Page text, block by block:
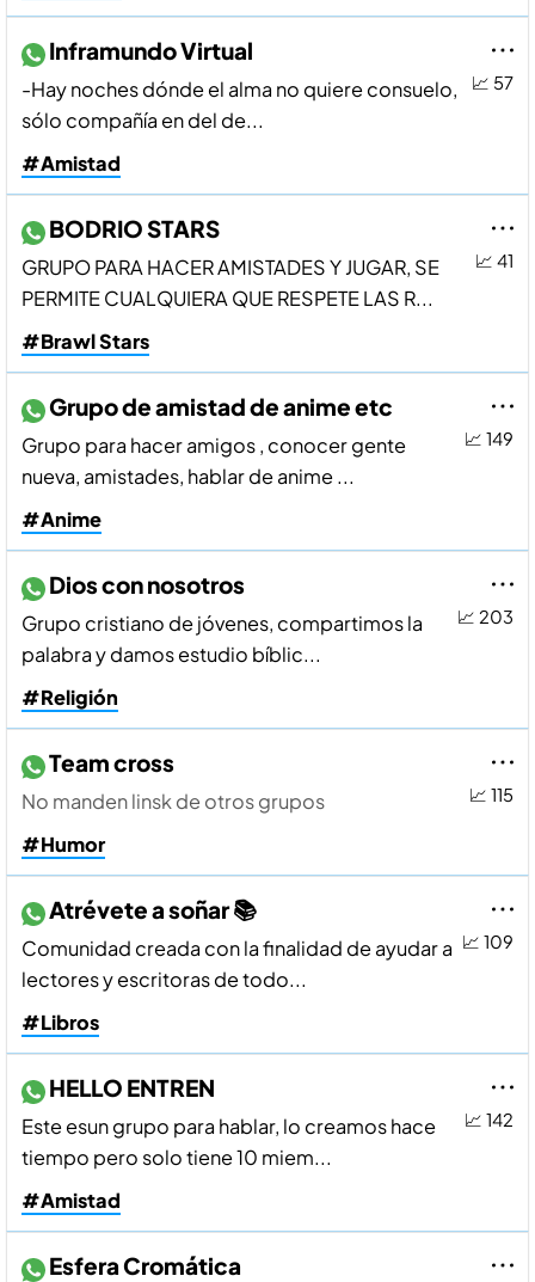
📈 57
Inframundo Virtual
-Hay noches dónde el alma no quiere consuelo,
sólo compañía en del de...
#Amistad
📈 41
BODRIO STARS
GRUPO PARA HACER AMISTADES Y JUGAR, SE
PERMITE CUALQUIERA QUE RESPETE LAS R...
#Brawl Stars
📈 149
Grupo de amistad de anime etc
Grupo para hacer amigos , conocer gente
nueva, amistades, hablar de anime ...
#Anime
📈 203
Dios con nosotros
Grupo cristiano de jóvenes, compartimos la
palabra y damos estudio bíblic...
#Religión
📈 115
Team cross
No manden linsk de otros grupos
#Humor
📈 109
Atrévete a soñar 📚
Comunidad creada con la finalidad de ayudar a
lectores y escritoras de todo...
#Libros
📈 142
HELLO ENTREN
Este esun grupo para hablar, lo creamos hace
tiempo pero solo tiene 10 miem...
#Amistad
Esfera Cromática